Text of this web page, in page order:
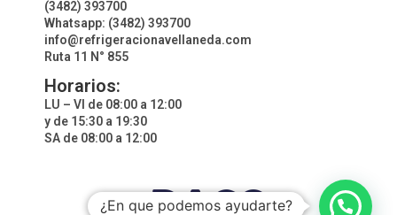
(3482) 393700
Whatsapp: (3482) 393700
info@refrigeracionavellaneda.com
Ruta 11 N° 855
Horarios:
LU – VI de 08:00 a 12:00
y de 15:30 a 19:30
SA de 08:00 a 12:00
¿En que podemos ayudarte?